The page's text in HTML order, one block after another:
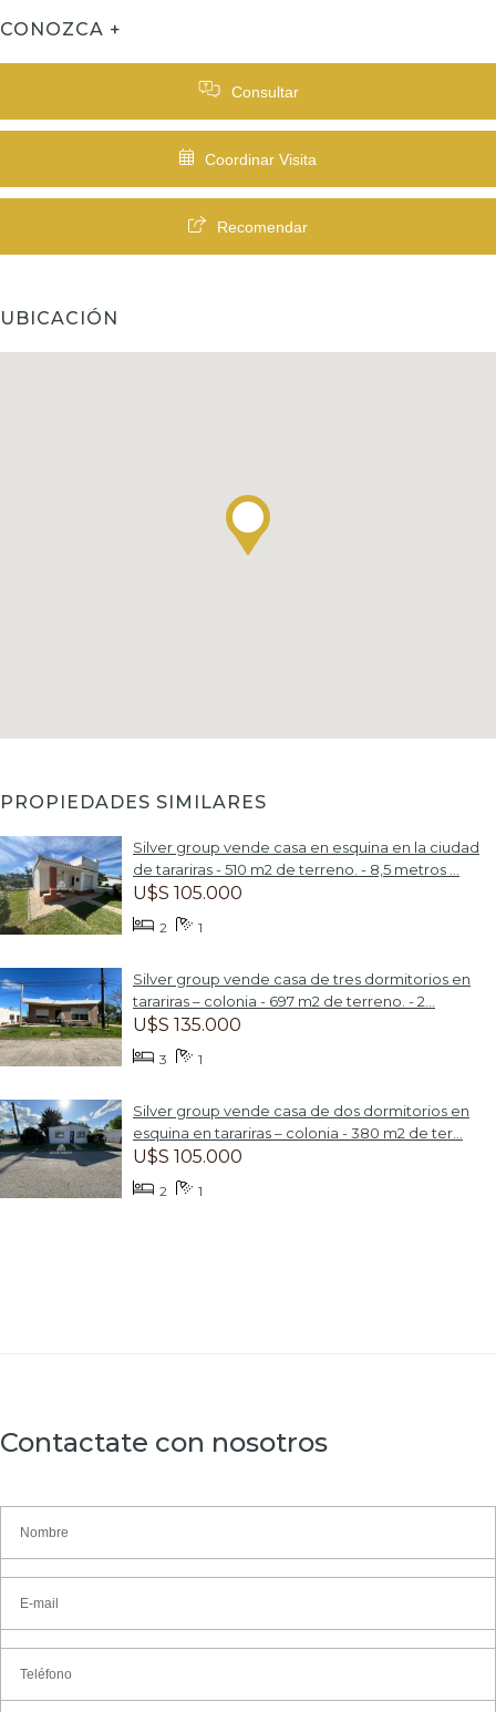
CONOZCA +
Consultar
Coordinar Visita
Recomendar
UBICACIÓN
PROPIEDADES SIMILARES
Silver group vende casa en esquina en la ciudad
de tarariras - 510 m2 de terreno. - 8,5 metros ...
U$S 105.000
2 1
Silver group vende casa de tres dormitorios en
tarariras – colonia - 697 m2 de terreno. - 2...
U$S 135.000
3 1
Silver group vende casa de dos dormitorios en
esquina en tarariras – colonia - 380 m2 de ter...
U$S 105.000
2 1
Contactate con nosotros